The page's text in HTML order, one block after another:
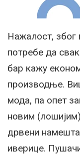
Нажалост,
потребе да
бар кажу
производње.
мода, па опет
новим
дрвени
иверице.